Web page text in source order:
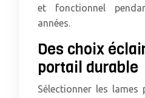
et fonctionnel
années.
Des choix
portail durable
Sélectionner les